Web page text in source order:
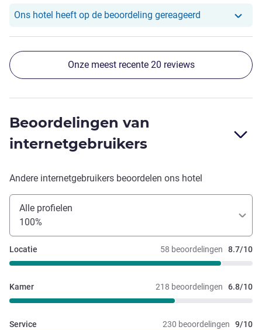
Ons hotel heeft op de beoordeling gereageerd Ons hotel
Onze meest recente 20 reviews
Beoordelingen van
internetgebruikers
Andere internetgebruikers beoordelen ons hotel
Alle profielen
100%
58 beoordelingen 8.7/10
Locatie
218 beoordelingen 6.8/10
Kamer
230 beoordelingen 9/10
Service